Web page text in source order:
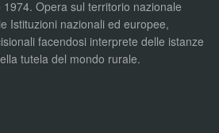
Opera sul territorio nazionale
Istituzioni nazionali ed europee,
facendosi interprete delle istanze
tutela del mondo rurale.